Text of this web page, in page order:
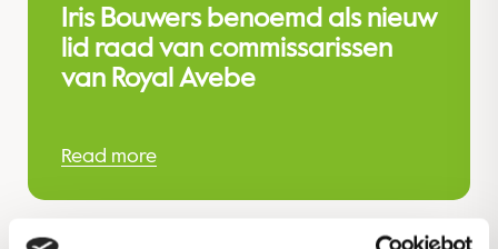
Iris Bouwers benoemd als nieuw
lid raad van commissarissen
van Royal Avebe
Read more